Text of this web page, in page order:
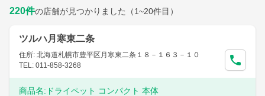
220件の店舗が見つかりました （1~20件目）
ツルハ月寒東二条
住所: 北海道札幌市豊平区月寒東二条１８－１６３－１０
TEL: 011-858-3268
商品名: ドライペット コンパクト 本体